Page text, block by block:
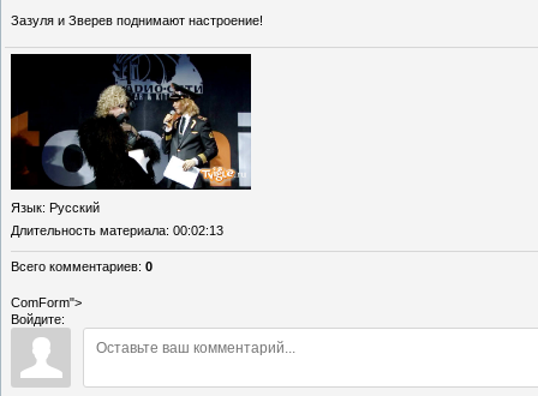
Зазуля и Зверев поднимают настроение!
Язык: Русский
Длительность материала: 00:02:13
Всего комментариев: 0
ComForm">
Войдите: